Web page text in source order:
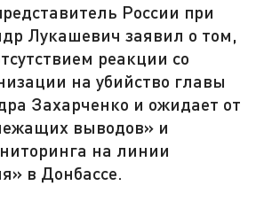
России при
Лукашевич заявил о том,
реакции со
на убийство главы
Захарченко и ожидает от
выводов» и
на линии
в Донбассе.